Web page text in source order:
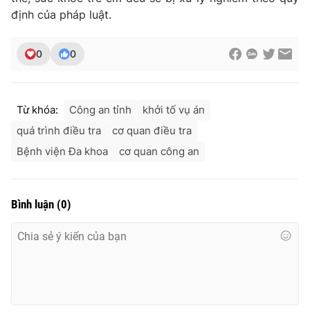
định của pháp luật.
0 0
Từ khóa: Công an tỉnh
khởi tố vụ án
quá trình điều tra
cơ quan điều tra
Bệnh viện Đa khoa
cơ quan công an
Bình luận (0)